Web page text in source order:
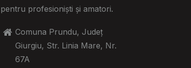
pentru profesioniști și amatori.
Comuna Prundu, Județ
Giurgiu, Str. Linia Mare, Nr.
67A